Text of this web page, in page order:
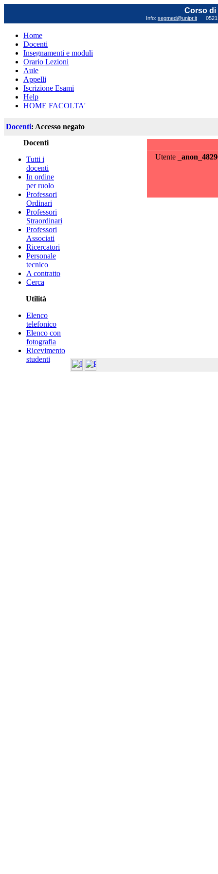
Corso di
Info: segmed@unipr.it
Home
Docenti
Insegnamenti e moduli
Orario Lezioni
Aule
Appelli
Iscrizione Esami
Help
HOME FACOLTA'
Docenti: Accesso negato
Docenti
Tutti i
docenti
In ordine
per ruolo
Professori
Ordinari
Professori
Straordinari
Professori
Associati
Ricercatori
Personale
tecnico
A contratto
Cerca
Utilità
Elenco
telefonico
Elenco con
fotografia
Ricevimento
studenti
Utente